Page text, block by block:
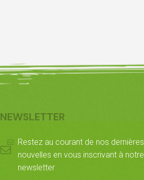
NEWSLETTER
Restez au courant de nos dernières
nouvelles en vous inscrivant à notre
newsletter